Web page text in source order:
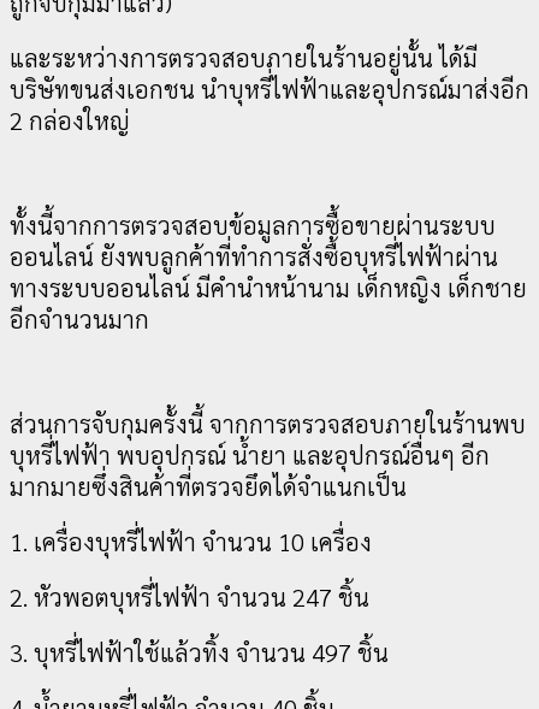
และระหว่างการตรวจสอบภายในร้านอยู่นั้น ได้มี
บริษัทขนส่งเอกชน นำบุหรี่ไฟฟ้าและอุปกรณ์มาส่งอีก
2 กล่องใหญ่
ทั้งนี้จากการตรวจสอบข้อมูลการซื้อขายผ่านระบบ
ออนไลน์ ยังพบลูกค้าที่ทำการสั่งซื้อบุหรี่ไฟฟ้าผ่าน
ทางระบบออนไลน์ มีคำนำหน้านาม เด็กหญิง เด็กชาย
อีกจำนวนมาก
ส่วนการจับกุมครั้งนี้ จากการตรวจสอบภายในร้านพบ
บุหรี่ไฟฟ้า พบอุปกรณ์ น้ำยา และอุปกรณ์อื่นๆ อีก
มากมายซึ่งสินค้าที่ตรวจยึดได้จำแนกเป็น
1. เครื่องบุหรี่ไฟฟ้า จำนวน 10 เครื่อง
2. หัวพอตบุหรี่ไฟฟ้า จำนวน 247 ชิ้น
3. บุหรี่ไฟฟ้าใช้แล้วทิ้ง จำนวน 497 ชิ้น